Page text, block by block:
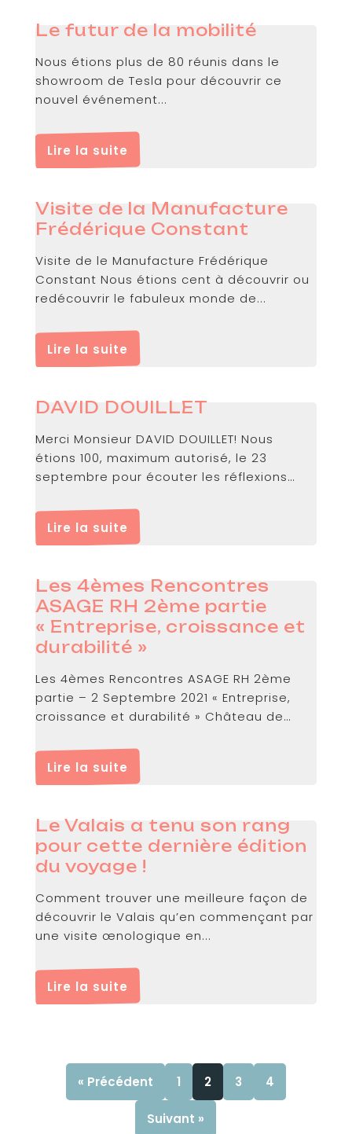
Le futur de la mobilité
Nous étions plus de 80 réunis dans le
showroom de Tesla pour découvrir ce
nouvel événement...
Lire la suite
Visite de la Manufacture
Frédérique Constant
Visite de le Manufacture Frédérique
Constant Nous étions cent à découvrir ou
redécouvrir le fabuleux monde de...
Lire la suite
DAVID DOUILLET
Merci Monsieur DAVID DOUILLET! Nous
étions 100, maximum autorisé, le 23
septembre pour écouter les réflexions
Lire la suite
Les 4èmes Rencontres
ASAGE RH 2ème partie
« Entreprise, croissance et
durabilité »
Les 4èmes Rencontres ASAGE RH 2ème
partie – 2 Septembre 2021 « Entreprise,
croissance et durabilité » Château de
content/uploads/2021/09/yt5s.io-
Rencontre-RH-ASAGE-Septembre-
Lire la suite
Le Valais a tenu son rang
pour cette dernière édition
du voyage !
Comment trouver une meilleure façon de
découvrir le Valais qu’en commençant par
une visite œnologique en...
Lire la suite
« Précédent 1 2 3 4
Suivant »